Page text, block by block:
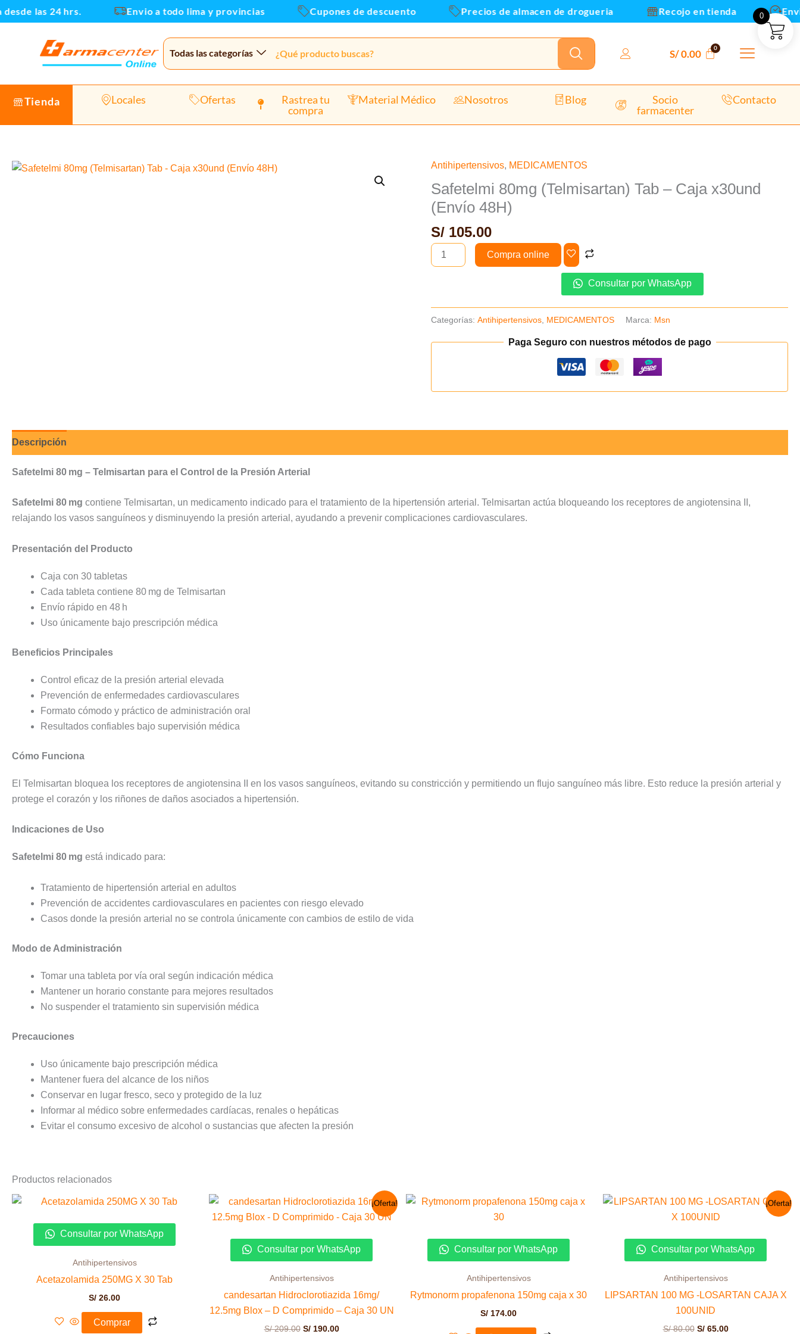
al
las 24 hrs. Envio a todo lima y provincias Cupones de descuento Precios de almacen de drogueria Recojo en tienda Envios
Todas las categorías S/0.00
Tienda Locales Ofertas
Rastrea tu
compra
Material Médico Nosotros Blog
Socio
farmacenter
Contacto
Antihipertensivos, MEDICAMENTOS
Safetelmi 80mg (Telmisartan) Tab – Caja x30und
(Envío 48H)
S/ 105.00
Safetelmi
80mg
(Telmisartan)
Tab
-
Caja
x30und
cantidad
Compra online
Consultar por WhatsApp
Categorías:Antihipertensivos MEDICAMENTOS Marca: Msn
Paga Seguro con nuestros métodos de pago
Descripción
Safetelmi 80 mg – Telmisartan para el Control de la Presión Arterial
Safetelmi 80 mg contiene Telmisartan, un medicamento indicado para el tratamiento de la hipertensión arterial. Telmisartan actúa bloqueando los receptores de angiotensina II,
relajando los vasos sanguíneos y disminuyendo la presión arterial, ayudando a prevenir complicaciones cardiovasculares.
Presentación del Producto
Caja con 30 tabletas
Cada tableta contiene 80 mg de Telmisartan
Envío rápido en 48 h
Uso únicamente bajo prescripción médica
Beneficios Principales
Control eficaz de la presión arterial elevada
Prevención de enfermedades cardiovasculares
Formato cómodo y práctico de administración oral
Resultados confiables bajo supervisión médica
Cómo Funciona
El Telmisartan bloquea los receptores de angiotensina II en los vasos sanguíneos, evitando su constricción y permitiendo un flujo sanguíneo más libre. Esto reduce la presión arterial y
protege el corazón y los riñones de daños asociados a hipertensión.
Indicaciones de Uso
Safetelmi 80 mg está indicado para:
Tratamiento de hipertensión arterial en adultos
Prevención de accidentes cardiovasculares en pacientes con riesgo elevado
Casos donde la presión arterial no se controla únicamente con cambios de estilo de vida
Modo de Administración
Tomar una tableta por vía oral según indicación médica
Mantener un horario constante para mejores resultados
No suspender el tratamiento sin supervisión médica
Precauciones
Uso únicamente bajo prescripción médica
Mantener fuera del alcance de los niños
Conservar en lugar fresco, seco y protegido de la luz
Informar al médico sobre enfermedades cardíacas, renales o hepáticas
Evitar el consumo excesivo de alcohol o sustancias que afecten la presión
Productos relacionados
Consultar por WhatsApp
Antihipertensivos
Acetazolamida 250MG X 30 Tab
S/ 26.00
Comprar
¡Oferta!
Consultar por WhatsApp
Antihipertensivos
candesartan Hidroclorotiazida 16mg/
12.5mg Blox – D Comprimido – Caja 30 UN
S/209.00
El
original
S/ 209.00.
S/190.00
El
actual
S/ 190.00.
Consultar por WhatsApp
Antihipertensivos
Rytmonorm propafenona 150mg caja x 30
S/ 174.00
¡Oferta!
Consultar por WhatsApp
Antihipertensivos
LIPSARTAN 100 MG -LOSARTAN CAJA X
100UNID
S/80.00
El
original
S/ 80.00.
S/65.00
El
S/ 65.00.
0
x30und
48H)
cantidad